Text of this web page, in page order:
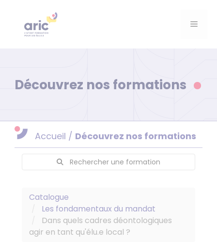
contenu
Menu
Découvrez nos formations
Accueil / Découvrez nos formations
Rechercher une formation
Catalogue
Les fondamentaux du mandat
Dans quels cadres déontologiques
agir en tant qu'élu.e local ?